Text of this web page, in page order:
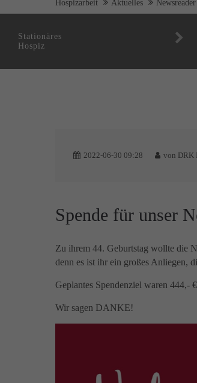
Hospizarbeit Aktuelles Newsreader
Stationäres
Hospiz
2022-06-30 09:28 von DRK
Spende für unser
Zu ihrem 44. Geburtstag wollte die
denn es ist ihr ein großes Anliegen,
Geplantes Spendenziel waren 444,-
Wir sagen DANKE!